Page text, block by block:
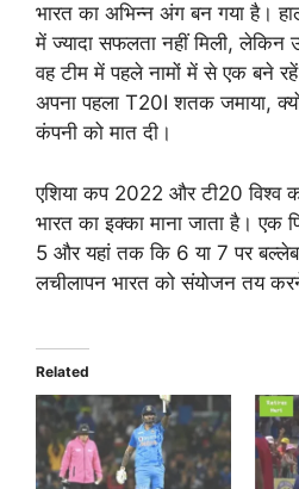
भारत का अभिन्न अंग बन गया है।
में ज्यादा सफलता नहीं मिली, लेकिन
वह टीम में पहले नामों में से एक बने
अपना पहला T20I शतक जमाया,
कंपनी को मात दी।
एशिया कप 2022 और टी20 विश्व
भारत का इक्का माना जाता है।
5 और यहां तक कि 6 या 7 पर
लचीलापन भारत को संयोजन तय
Related